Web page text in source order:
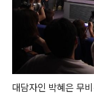
대담자인 박혜은 무